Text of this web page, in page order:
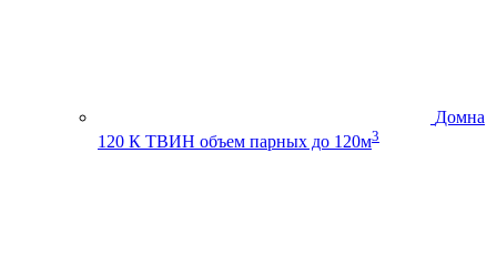
Домна
120 К ТВИН объем парных до 120м3